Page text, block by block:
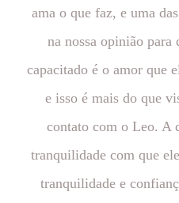
ama o que faz, e uma
na nossa opinião
capacitado é o amor que
e isso é mais do que
contato com o Leo. A
tranquilidade com que
tranquilidade e